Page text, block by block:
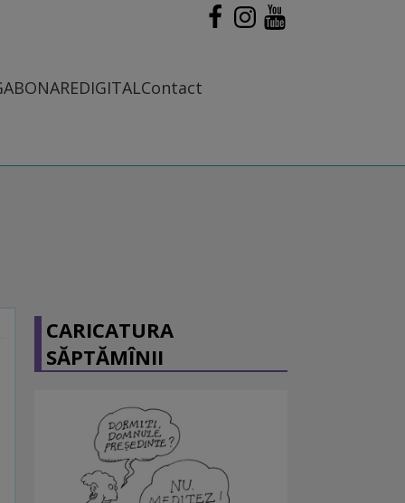
ABONAREDIGITALContact
CARICATURA
SĂPTĂMÎNII